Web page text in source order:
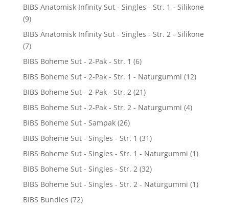
BIBS Anatomisk Infinity Sut - Singles - Str. 1 - Silikone
(9)
BIBS Anatomisk Infinity Sut - Singles - Str. 2 - Silikone
(7)
BIBS Boheme Sut - 2-Pak - Str. 1 (6)
BIBS Boheme Sut - 2-Pak - Str. 1 - Naturgummi (12)
BIBS Boheme Sut - 2-Pak - Str. 2 (21)
BIBS Boheme Sut - 2-Pak - Str. 2 - Naturgummi (4)
BIBS Boheme Sut - Sampak (26)
BIBS Boheme Sut - Singles - Str. 1 (31)
BIBS Boheme Sut - Singles - Str. 1 - Naturgummi (1)
BIBS Boheme Sut - Singles - Str. 2 (32)
BIBS Boheme Sut - Singles - Str. 2 - Naturgummi (1)
BIBS Bundles (72)